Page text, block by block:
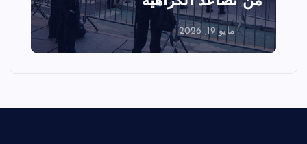
مايو 18, 2026